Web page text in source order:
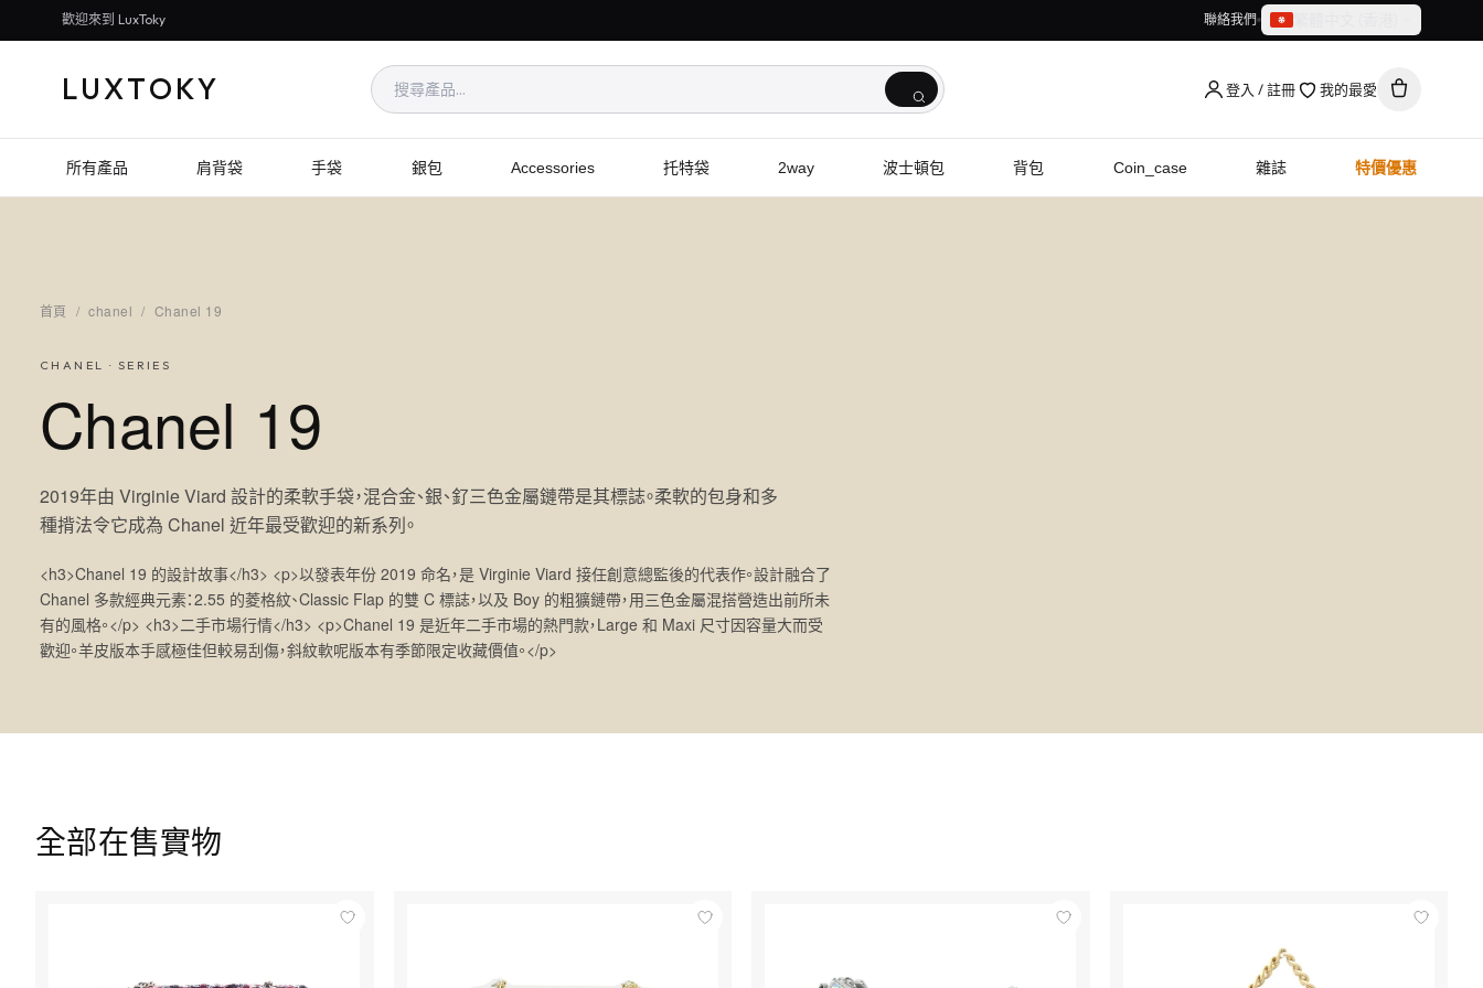
歡迎來到 LuxToky 聯絡我們
繁體中文（香港）
LUXTOKY 登入 / 註冊 我的最愛
所有產品 肩背袋 手袋 銀包 Accessories 托特袋 2way 波士頓包 背包 Coin_case 雜誌 特價優惠
首頁 / chanel / Chanel 19
CHANEL · SERIES
Chanel 19
2019年由 Virginie Viard 設計的柔軟手袋，混合金、銀、釕三色金屬鏈帶是其標誌。柔軟的包身和多
種揹法令它成為 Chanel 近年最受歡迎的新系列。
<h3>Chanel 19 的設計故事</h3> <p>以發表年份 2019 命名，是 Virginie Viard 接任創意總監後的代表作。設計融合了
Chanel 多款經典元素：2.55 的菱格紋、Classic Flap 的雙 C 標誌，以及 Boy 的粗獷鏈帶，用三色金屬混搭營造出前所未
有的風格。</p> <h3>二手市場行情</h3> <p>Chanel 19 是近年二手市場的熱門款，Large 和 Maxi 尺寸因容量大而受
歡迎。羊皮版本手感極佳但較易刮傷，斜紋軟呢版本有季節限定收藏價值。</p>
全部在售實物